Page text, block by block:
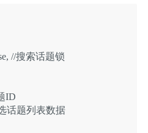
//搜索话题锁
ID
话题列表数据